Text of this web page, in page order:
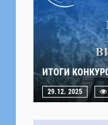
ИТОГИ
29.12. 2025